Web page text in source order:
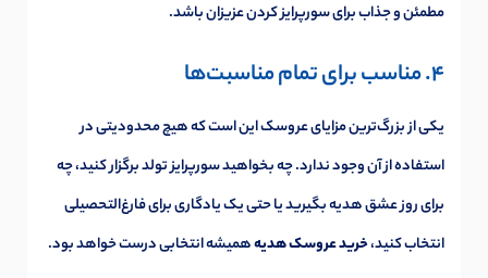
مطمئن و جذاب برای سورپرایز کردن عزیزان باشد.
4. مناسب برای تمام مناسبت‌ها
یکی از بزرگ‌ترین مزایای عروسک این است که هیچ محدودیتی در
استفاده از آن وجود ندارد. چه بخواهید سورپرایز تولد برگزار کنید، چه
برای روز عشق هدیه بگیرید یا حتی یک یادگاری برای فارغ‌التحصیلی
انتخاب کنید،خرید عروسک هدیههمیشه انتخابی درست خواهد بود.